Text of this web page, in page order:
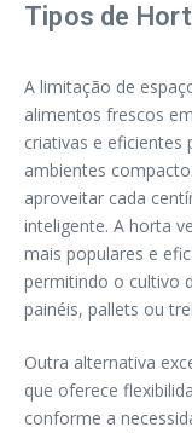
Tipos de
A limitação de
alimentos frescos
criativas e
ambientes
aproveitar cada
inteligente. A horta
mais populares e
permitindo o cultivo
painéis, pallets ou
Outra alternativa
que oferece
conforme a